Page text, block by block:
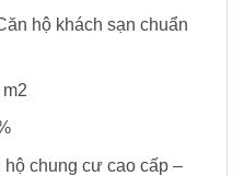
hộ khách sạn chuẩn
hộ chung cư cao cấp –